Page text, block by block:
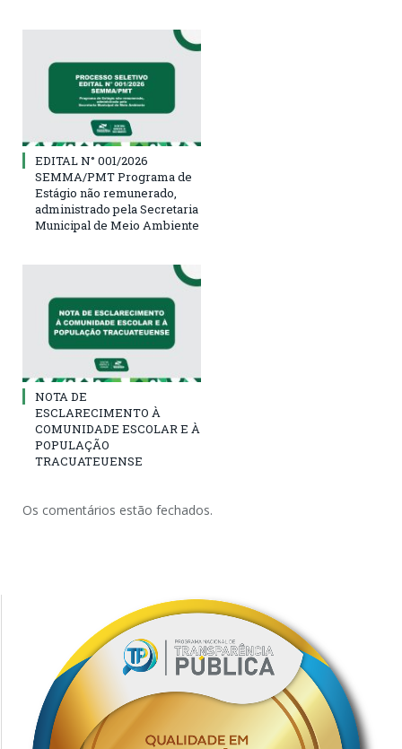
EDITAL N° 001/2026
SEMMA/PMT Programa de
Estágio não remunerado,
administrado pela Secretaria
Municipal de Meio Ambiente
NOTA DE
ESCLARECIMENTO À
COMUNIDADE ESCOLAR E À
POPULAÇÃO
TRACUATEUENSE
Os comentários estão fechados.